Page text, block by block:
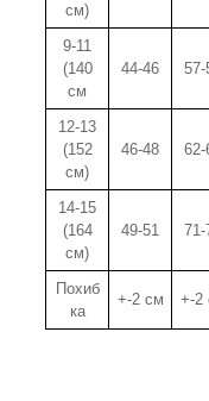
см)
9-11
(140
см
44-46 57-
12-13
(152
см)
46-48 62-
14-15
(164
см)
49-51 71-
Похиб
ка
+-2 см +-2